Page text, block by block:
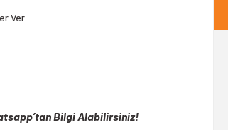
Ver
Bilgi Alabilirsiniz!